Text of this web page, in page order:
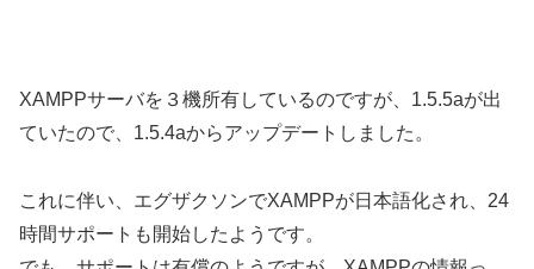
XAMPPサーバを３機所有しているのですが、1.5.5aが出
ていたので、1.5.4aからアップデートしました。
これに伴い、エグザクソンでXAMPPが日本語化され、24
時間サポートも開始したようです。